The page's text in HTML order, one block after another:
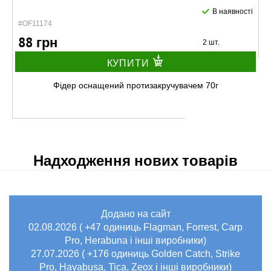
#OF11174
В наявності
88 грн 2 шт.
КУПИТИ
Фідер оснащений протизакручувачем 70г
#OF11170
Маг: 3 шт
78 грн 7 шт.
КУПИТИ
Надходження нових товарів
Додано на сайт
02.08.2026 ( +47 одиниць Flagman, Forrest, Carp
Pro, Herabuna і інші виробники)
27.07.2026 ( +176 одиниць Golden Catch, Strike
Pro, Hayabusa, Tica, Zeox і інші виробники)